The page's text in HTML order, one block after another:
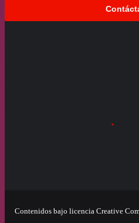
Contenidos bajo licencia Creative